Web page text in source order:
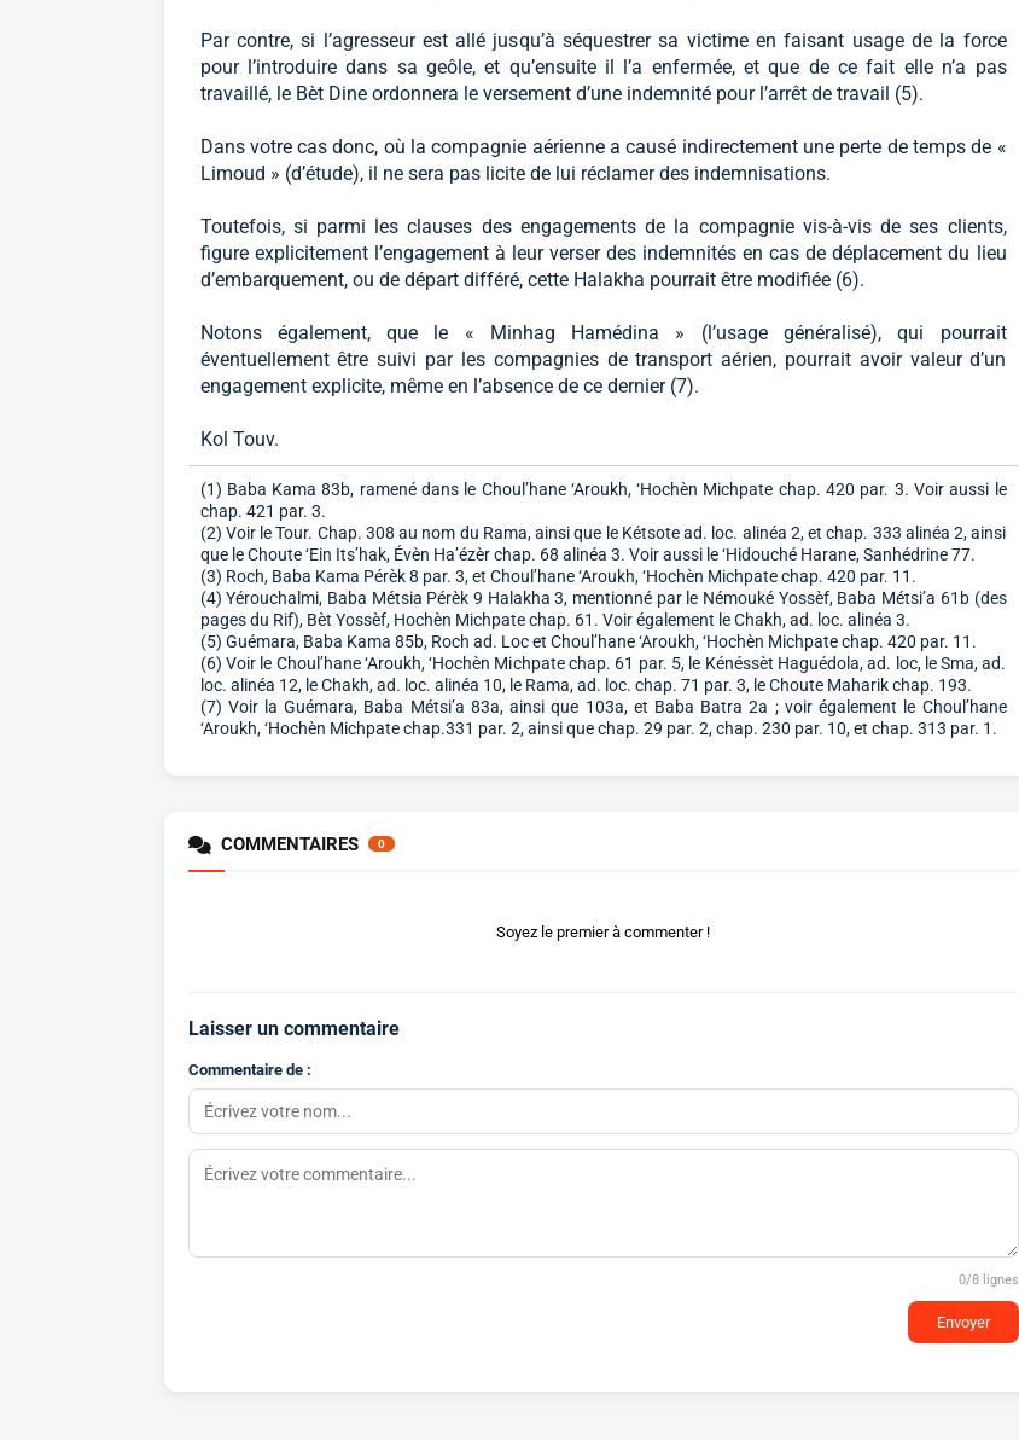
Par contre, si l’agresseur est allé jusqu’à séquestrer sa victime en faisant usage de la force
pour l’introduire dans sa geôle, et qu’ensuite il l’a enfermée, et que de ce fait elle n’a pas
travaillé, le Bèt Dine ordonnera le versement d’une indemnité pour l’arrêt de travail (5).
Dans votre cas donc, où la compagnie aérienne a causé indirectement une perte de temps de «
Limoud » (d’étude), il ne sera pas licite de lui réclamer des indemnisations.
Toutefois, si parmi les clauses des engagements de la compagnie vis-à-vis de ses clients,
figure explicitement l’engagement à leur verser des indemnités en cas de déplacement du lieu
d’embarquement, ou de départ différé, cette Halakha pourrait être modifiée (6).
Notons également, que le « Minhag Hamédina » (l’usage généralisé), qui pourrait
éventuellement être suivi par les compagnies de transport aérien, pourrait avoir valeur d’un
engagement explicite, même en l’absence de ce dernier (7).
Kol Touv.
(1) Baba Kama 83b, ramené dans le Choul’hane ‘Aroukh, ‘Hochèn Michpate chap. 420 par. 3. Voir aussi le
chap. 421 par. 3.
(2) Voir le Tour. Chap. 308 au nom du Rama, ainsi que le Kétsote ad. loc. alinéa 2, et chap. 333 alinéa 2, ainsi
que le Choute ‘Ein Its’hak, Évèn Ha’ézèr chap. 68 alinéa 3. Voir aussi le ‘Hidouché Harane, Sanhédrine 77.
(3) Roch, Baba Kama Pérèk 8 par. 3, et Choul’hane ‘Aroukh, ‘Hochèn Michpate chap. 420 par. 11.
(4) Yérouchalmi, Baba Métsia Pérèk 9 Halakha 3, mentionné par le Némouké Yossèf, Baba Métsi’a 61b (des
pages du Rif), Bèt Yossèf, Hochèn Michpate chap. 61. Voir également le Chakh, ad. loc. alinéa 3.
(5) Guémara, Baba Kama 85b, Roch ad. Loc et Choul’hane ‘Aroukh, ‘Hochèn Michpate chap. 420 par. 11.
(6) Voir le Choul’hane ‘Aroukh, ‘Hochèn Michpate chap. 61 par. 5, le Kénéssèt Haguédola, ad. loc, le Sma, ad.
loc. alinéa 12, le Chakh, ad. loc. alinéa 10, le Rama, ad. loc. chap. 71 par. 3, le Choute Maharik chap. 193.
(7) Voir la Guémara, Baba Métsi’a 83a, ainsi que 103a, et Baba Batra 2a ; voir également le Choul’hane
‘Aroukh, ‘Hochèn Michpate chap.331 par. 2, ainsi que chap. 29 par. 2, chap. 230 par. 10, et chap. 313 par. 1.
COMMENTAIRES 0
Soyez le premier à commenter !
Laisser un commentaire
Commentaire de :
0/8 lignes
Envoyer